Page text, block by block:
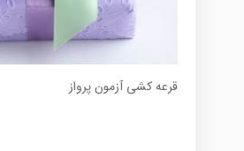
قرعه کشی آزمون پرواز